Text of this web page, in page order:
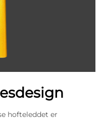
hofteleddet er